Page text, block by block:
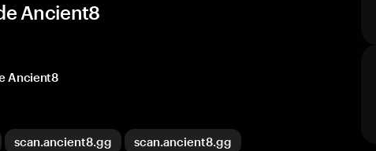
Ancient8
Ancient8
scan.ancient8.gg scan.ancient8.gg